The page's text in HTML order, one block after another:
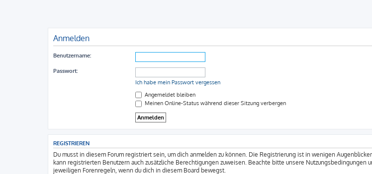
Anmelden
Benutzername:
Passwort:
Ich habe mein Passwort vergessen
Angemeldet bleiben
Meinen Online-Status während dieser Sitzung verbergen
REGISTRIEREN
Du musst in diesem Forum registriert sein, um dich anmelden zu können. Die Registrierung ist in wenigen
kann registrierten Benutzern auch zusätzliche Berechtigungen zuweisen. Beachte bitte unsere
jeweiligen Forenregeln, wenn du dich in diesem Board bewegst.